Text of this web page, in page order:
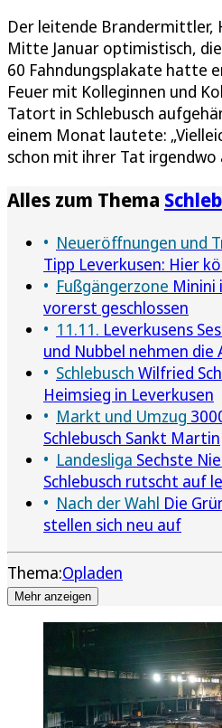
Der leitende Brandermittler,
Mitte Januar optimistisch,
60 Fahndungsplakate hatte
Feuer mit Kolleginnen und
Tatort in Schlebusch
einem Monat lautete:
schon mit ihrer Tat irgendwo
Alles zum Thema
Neueröffnungen und
Tipp Leverkusen: Hier
Fußgängerzone Minini
vorerst geschlossen
11.11. Leverkusens
und Nubbel nehmen die
Schlebusch Wilfried
Heimsieg in Leverkusen
Markt und Umzug
Schlebusch Sankt Martin
Landesliga Sechste
Schlebusch rutscht auf
Nach der Wahl Die
stellen sich neu auf
Thema:Opladen
Mehr anzeigen